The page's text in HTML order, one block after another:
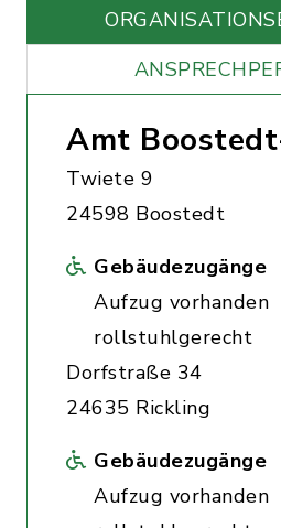
Amt
Twiete 9
24598 Boostedt
Gebäudezugänge
Aufzug vorhanden
rollstuhlgerecht
Dorfstraße 34
24635 Rickling
Gebäudezugänge
Aufzug vorhanden